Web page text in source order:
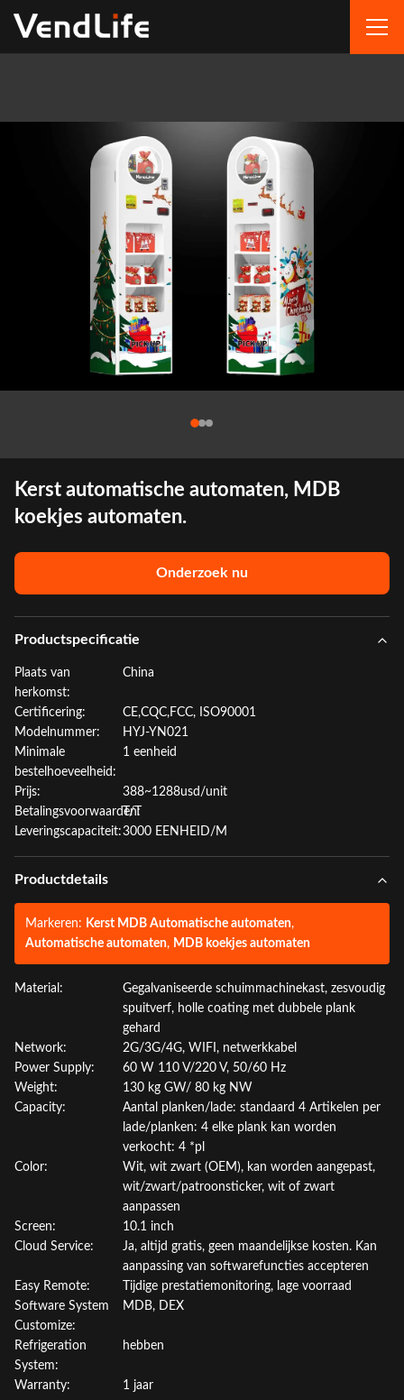
Kerst automatische automaten, MDB
koekjes automaten.
Onderzoek nu
Productspecificatie
Plaats van
herkomst:
China
Certificering:
CE,CQC,FCC, ISO90001
Modelnummer:
HYJ-YN021
Minimale
bestelhoeveelheid:
1 eenheid
Prijs:
388~1288usd/unit
Betalingsvoorwaarden:
T/T
Leveringscapaciteit:3000 EENHEID/M
Productdetails
Markeren: Kerst MDB Automatische automaten,
Automatische automaten, MDB koekjes automaten
Material:
Gegalvaniseerde schuimmachinekast, zesvoudig
spuitverf, holle coating met dubbele plank
gehard
Network:
2G/3G/4G, WIFI, netwerkkabel
Power Supply:
60 W 110 V/220 V, 50/60 Hz
Weight:
130 kg GW/ 80 kg NW
Capacity:
Aantal planken/lade: standaard 4 Artikelen per
lade/planken: 4 elke plank kan worden
verkocht: 4 *pl
Color:
Wit, wit zwart (OEM), kan worden aangepast,
wit/zwart/patroonsticker, wit of zwart
aanpassen
Screen:
10.1 inch
Cloud Service:
Ja, altijd gratis, geen maandelijkse kosten. Kan
aanpassing van softwarefuncties accepteren
Easy Remote:
Tijdige prestatiemonitoring, lage voorraad
Software System
Customize:
MDB, DEX
Refrigeration
System:
hebben
Warranty: 1 jaar